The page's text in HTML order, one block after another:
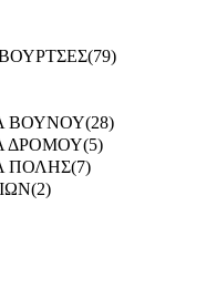
(79)
ΒΟΥΝΟΥ(28)
ΔΡΟΜΟΥ(5)
ΠΟΛΗΣ(7)
(2)